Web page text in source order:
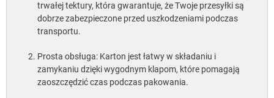
trwałej tektury, która gwarantuje, że Twoje przesyłki są
dobrze zabezpieczone przed uszkodzeniami podczas
transportu.
Prosta obsługa: Karton jest łatwy w składaniu i
zamykaniu dzięki wygodnym klapom, które pomagają
zaoszczędzić czas podczas pakowania.